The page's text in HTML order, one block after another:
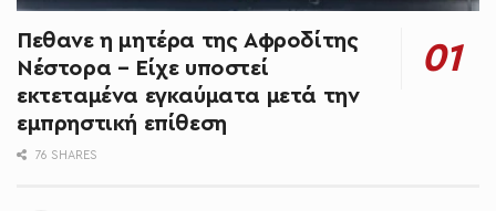
Πεθανε η μητέρα της Αφροδίτης
Νέστορα – Είχε υποστεί
εκτεταμένα εγκαύματα μετά την
εμπρηστική επίθεση
76 SHARES